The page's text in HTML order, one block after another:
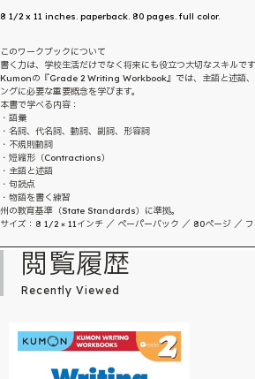
8 1/2 x 11 inches. paperback. 80 pages. full color.
このワークブックについて
書く力は、学校生活だけでなく将来にも役立つ大切なスキルです
Kumonの『Grade 2 Writing Workbook』では、主語と述語、
ングに必要な重要概念を学びます。
本書で学べる内容：
・語彙
・名詞、代名詞、動詞、副詞、形容詞
・不規則動詞
・短縮形（Contractions）
・主語と述語
・句読点
・物語を書く練習
州の教育基準（State Standards）に準拠。
サイズ：8 1/2 × 11インチ ／ ペーパーバック ／ 80ページ ／
閲覧履歴
Recently Viewed